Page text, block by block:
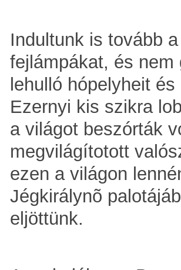
Indultunk is tovább
fejlámpákat, és
lehulló hópelyheit
Ezernyi kis szikra
a világot beszórták
megvilágítotott
ezen a világon
Jégkirálynõ
eljöttünk.